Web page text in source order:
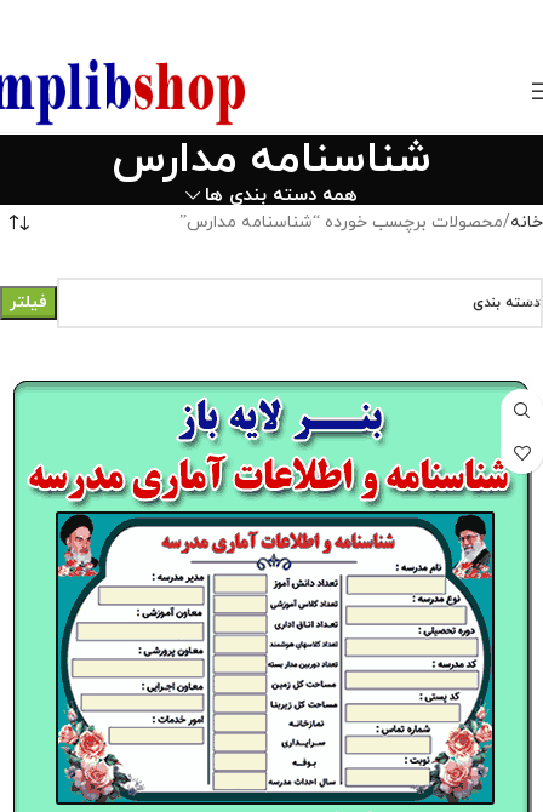
شناسنامه مدارس
همه دسته بندی ها
خانه محصولات برچسب خورده “شناسنامه مدارس”
دسته بندی فیلتر